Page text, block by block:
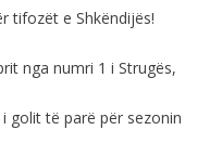
tifozët e Shkëndijës!
nga numri 1 i Strugës,
golit të parë për sezonin